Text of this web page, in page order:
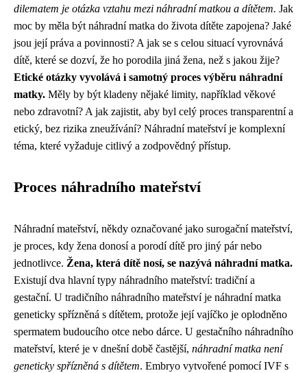
dilematem je otázka vztahu mezi náhradní matkou a dítětem. Jak
moc by měla být náhradní matka do života dítěte zapojena? Jaké
jsou její práva a povinnosti? A jak se s celou situací vyrovnává
dítě, které se dozví, že ho porodila jiná žena, než s jakou žije?
Etické otázky vyvolává i samotný proces výběru náhradní
matky. Měly by být kladeny nějaké limity, například věkové
nebo zdravotní? A jak zajistit, aby byl celý proces transparentní a
etický, bez rizika zneužívání? Náhradní mateřství je komplexní
téma, které vyžaduje citlivý a zodpovědný přístup.
Proces náhradního mateřství
Náhradní mateřství, někdy označované jako surogační mateřství,
je proces, kdy žena donosí a porodí dítě pro jiný pár nebo
jednotlivce. Žena, která dítě nosí, se nazývá náhradní matka.
Existují dva hlavní typy náhradního mateřství: tradiční a
gestační. U tradičního náhradního mateřství je náhradní matka
geneticky spřízněná s dítětem, protože její vajíčko je oplodněno
spermatem budoucího otce nebo dárce. U gestačního náhradního
mateřství, které je v dnešní době častější, náhradní matka není
geneticky spřízněná s dítětem. Embryo vytvořené pomocí IVF s